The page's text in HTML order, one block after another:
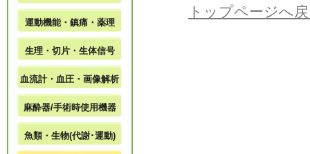
トップページへ
運動機能・鎮痛・薬理
生理・切片・生体信号
血流計・血圧・画像解析
麻酔器/手術時使用機器
魚類・生物(代謝･運動)